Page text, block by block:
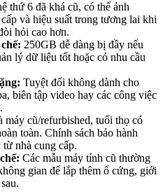
thứ 6 đã khá cũ, có thể ảnh
và hiệu suất trong tương lai khi
hỏi cao hơn.
250GB dễ dàng bị đầy nếu
lý dữ liệu tốt hoặc có nhu cầu
Tuyệt đối không dành cho
biên tập video hay các công việc
máy cũ/refurbished, tuổi thọ có
toàn. Chính sách bảo hành
nhà cung cấp.
Các mẫu máy tính cũ thường
gian để lắp thêm ổ cứng, giới